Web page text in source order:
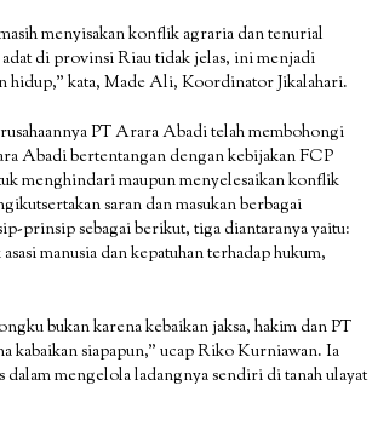
menyisakan konflik agraria dan tenurial
adat di provinsi Riau tidak jelas, ini menjadi
hidup,” kata, Made Ali, Koordinator Jikalahari.
PT Arara Abadi telah membohongi
Abadi bertentangan dengan kebijakan FCP
menghindari maupun menyelesaikan konflik
saran dan masukan berbagai
prinsip sebagai berikut, tiga diantaranya yaitu:
manusia dan kepatuhan terhadap hukum,
bukan karena kebaikan jaksa, hakim dan PT
kabaikan siapapun,” ucap Riko Kurniawan. Ia
dalam mengelola ladangnya sendiri di tanah ulayat